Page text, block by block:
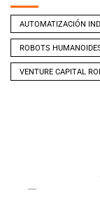
AUTOMATIZACIÓN
ROBOTS
VENTURE CAPITAL